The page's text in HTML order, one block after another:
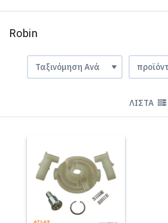
Robin
ΛΊΣΤΑ